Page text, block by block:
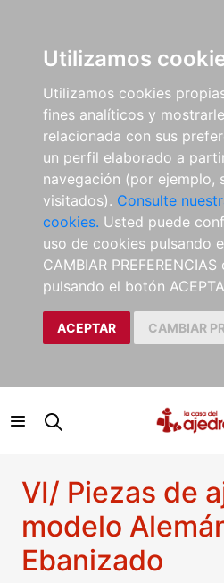
Utilizamos
Utilizamos cookies
fines analíticos y
relacionada con sus
un perfil elaborado a
navegación (por ejemplo,
visitados). Consulte
cookies. Usted puede
uso de cookies pulsando
CAMBIAR
pulsando el botón
ACEPTAR CAMBIAR
VI/ Piezas de
modelo
Ebanizado